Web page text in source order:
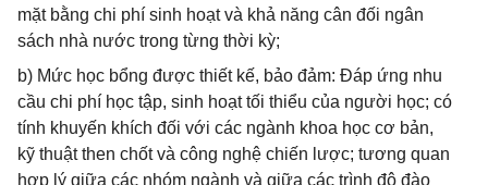
mặt bằng chi phí sinh hoạt và khả năng cân đối ngân
sách nhà nước trong từng thời kỳ;
b) Mức học bổng được thiết kế, bảo đảm: Đáp ứng nhu
cầu chi phí học tập, sinh hoạt tối thiểu của người học; có
tính khuyến khích đối với các ngành khoa học cơ bản,
kỹ thuật then chốt và công nghệ chiến lược; tương quan
hợp lý giữa các nhóm ngành và giữa các trình độ đào